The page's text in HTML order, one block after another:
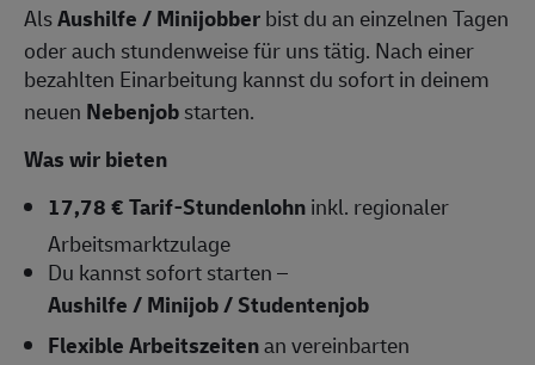
AlsAushilfe / Minijobberbist du an einzelnen Tagen
oder auch stundenweise für uns tätig. Nach einer
bezahlten Einarbeitung kannst du sofort in deinem
neuen Nebenjobstarten.
Was wir bieten
17,78 € Tarif-Stundenlohninkl. regionaler
Arbeitsmarktzulage
Du kannst sofort starten –
Aushilfe / Minijob / Studentenjob
Flexible Arbeitszeitenan vereinbarten